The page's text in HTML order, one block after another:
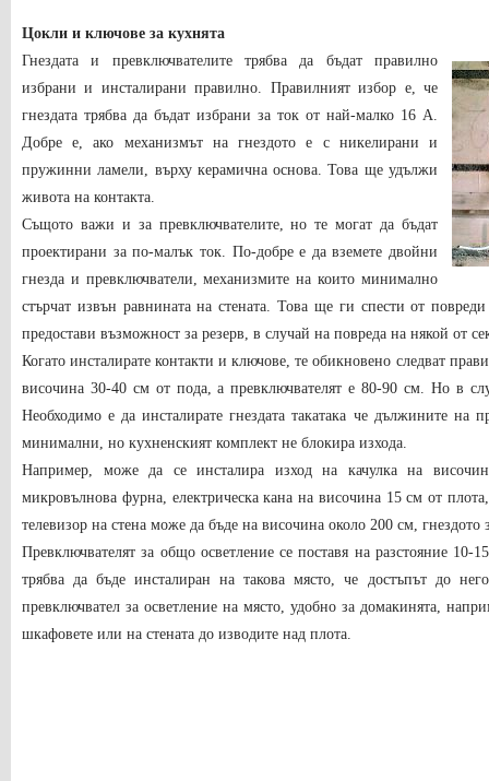
Цокли и ключове за кухнята
Гнездата и превключвателите трябва да бъдат правилно
избрани и инсталирани правилно. Правилният избор е, че
гнездата трябва да бъдат избрани за ток от най-малко 16 А.
Добре е, ако механизмът на гнездото е с никелирани и
пружинни ламели, върху керамична основа. Това ще удължи
живота на контакта.
Същото важи и за превключвателите, но те могат да бъдат
проектирани за по-малък ток. По-добре е да вземете двойни
гнезда и превключватели, механизмите на които минимално
стърчат извън равнината на стената. Това ще ги спести от
предостави възможност за резерв, в случай на повреда на някой от
Когато инсталирате контакти и ключове, те обикновено следват
височина 30-40 см от пода, а превключвателят е 80-90 см. Но в
Необходимо е да инсталирате гнездата такатака че дължините на
минимални, но кухненският комплект не блокира изхода.
Например, може да се инсталира изход на качулка на
микровълнова фурна, електрическа кана на височина 15 см от
телевизор на стена може да бъде на височина около 200 см,
Превключвателят за общо осветление се поставя на разстояние
трябва да бъде инсталиран на такова място, че достъпът до
превключвател за осветление на място, удобно за домакинята,
шкафовете или на стената до изводите над плота.